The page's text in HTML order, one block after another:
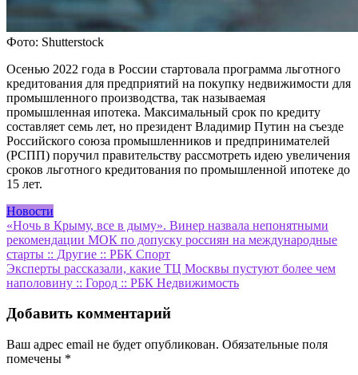
Фото: Shutterstock
Осенью 2022 года в России стартовала программа льготного
кредитования для предприятий на покупку недвижимости для
промышленного производства, так называемая
промышленная ипотека. Максимальный срок по кредиту
составляет семь лет, но президент Владимир Путин на съезде
Российского союза промышленников и предпринимателей
(РСПП) поручил правительству рассмотреть идею увеличения
сроков льготного кредитования по промышленной ипотеке до
15 лет.
Новости
Навигация
по
записям
«Ночь в Крыму, все в дыму». Винер назвала непонятными
рекомендации МОК по допуску россиян на международные
старты :: Другие :: РБК Спорт
Эксперты рассказали, какие ТЦ Москвы пустуют более чем
наполовину :: Город :: РБК Недвижимость
Добавить комментарий
Ваш адрес email не будет опубликован. Обязательные поля
помечены *